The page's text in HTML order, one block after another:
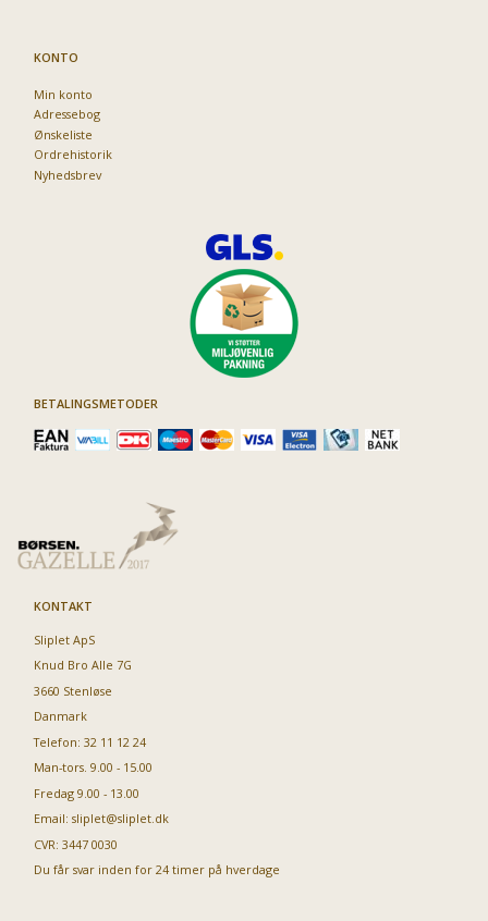
KONTO
Min konto
Adressebog
Ønskeliste
Ordrehistorik
Nyhedsbrev
BETALINGSMETODER
KONTAKT
Sliplet ApS
Knud Bro Alle 7G
3660 Stenløse
Danmark
Telefon: 32 11 12 24
Man-tors. 9.00 - 15.00
Fredag 9.00 - 13.00
Email: sliplet@sliplet.dk
CVR: 3447 0030
Du får svar inden for 24 timer på hverdage